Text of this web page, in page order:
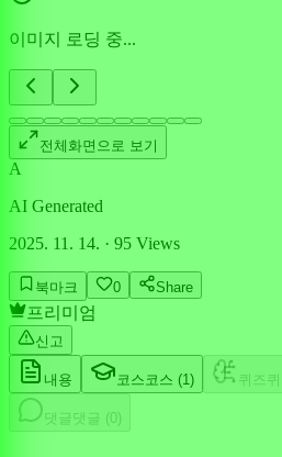
이미지 로딩 중...
전체화면으로 보기
A
AI Generated
2025. 11. 14. · 95 Views
북마크 0 Share
프리미엄
신고
내용 코스 코스 (1 ) 퀴즈
댓글 댓글 (0 )